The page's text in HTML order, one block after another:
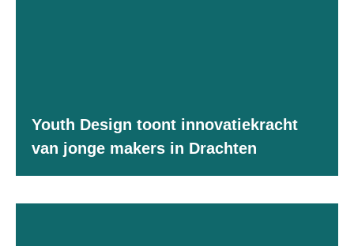
Youth Design toont innovatiekracht
van jonge makers in Drachten